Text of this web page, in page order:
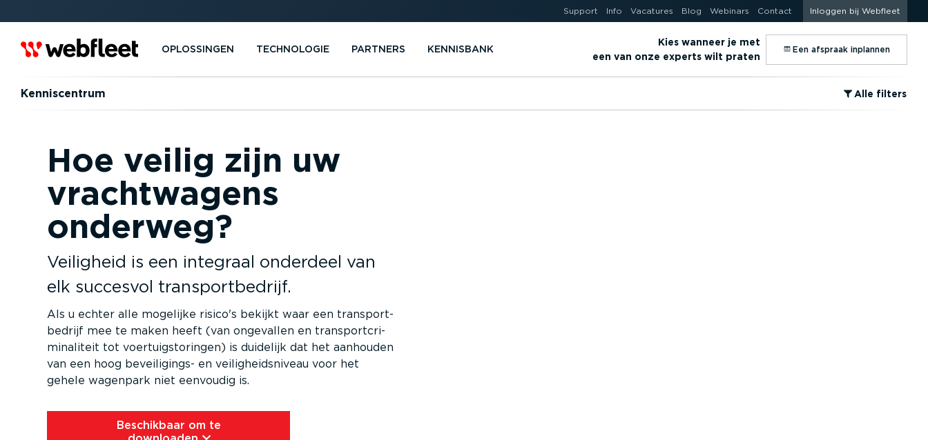
Support Info Vacatures Blog Webinars Contact Inloggen bij Webfleet
OPLOSSINGEN TECHNOLOGIE PARTNERS KENNISBANK
Kies wanneer je met
een van onze experts wilt praten
⁠Een afspraak inplannen
Kennis­centrum ⁠Alle filters
Hoe veilig zijn uw
vracht­wagens
onderweg?
Veiligheid is een integraal onderdeel van
elk succesvol trans­port­be­drijf.
Als u echter alle mogelijke risico's bekijkt waar een trans­port­
be­drijf mee te maken heeft (van ongevallen en trans­port­cri­
mi­na­liteit tot voertuig­sto­ringen) is duidelijk dat het aanhouden
van een hoog bevei­li­gings- en veilig­heids­niveau voor het
gehele wagenpark niet eenvoudig is.
Beschikbaar om te